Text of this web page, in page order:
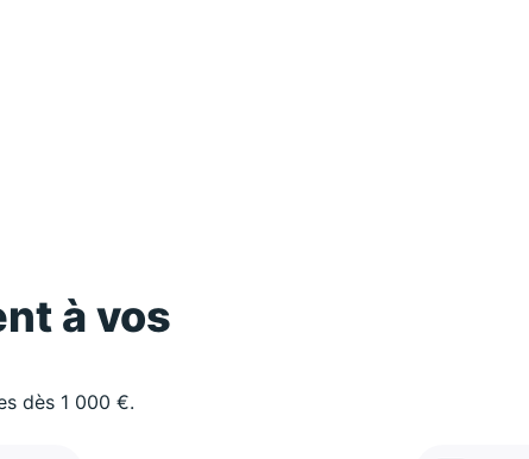
à vos
dès 1 000 €.